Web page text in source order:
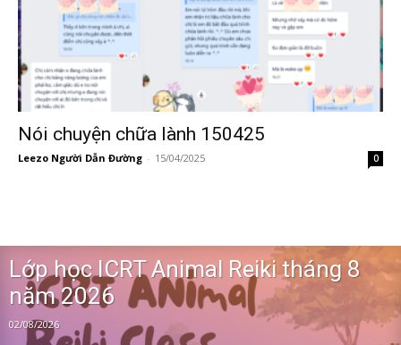
Nói chuyện chữa lành 150425
Leezo Người Dẫn Đường - 15/04/2025 0
Lớp học ICRT Animal Reiki tháng 8
năm 2026
02/08/2026